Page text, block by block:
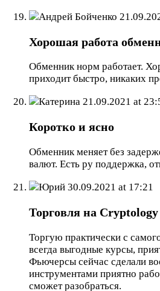
Андрей Бойченко
Хорошая работа
Обменник норм работает.
приходит быстро, никаких
Катерина 21.09.2021 at
Коротко и ясно
Обменник меняет без
валют. Есть ру поддержка,
Юрий 30.09.2021 at 17:21
Торговля на Cryptology
Торгую практически с
всегда выгодные курсы,
Фьючерсы сейчас сделали
инструментами приятно
сможет разобраться.